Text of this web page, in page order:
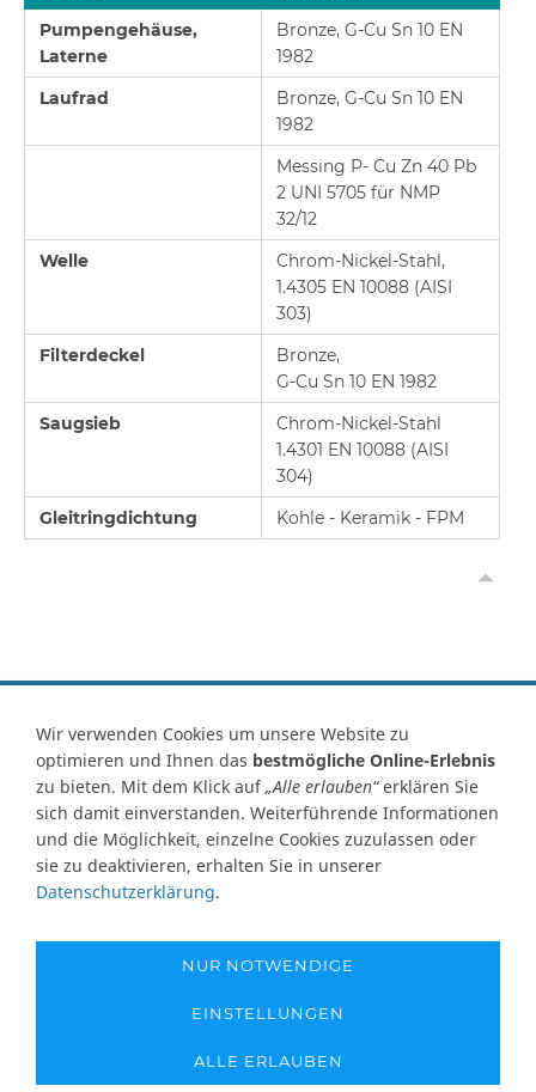
Pumpengehäuse,
Laterne
Bronze, G-Cu Sn 10 EN
1982
Laufrad
Bronze, G-Cu Sn 10 EN
1982
Messing P- Cu Zn 40 Pb
2 UNI 5705 für NMP
32/12
Welle
Chrom-Nickel-Stahl,
1.4305 EN 10088 (AISI
303)
Filterdeckel
Bronze,
G-Cu Sn 10 EN 1982
Saugsieb
Chrom-Nickel-Stahl
1.4301 EN 10088 (AISI
304)
Gleitringdichtung
Kohle - Keramik - FPM
Vertrag widerrufen
Kontakt Ersatzteile-AnfrageZahlungsartenVersand
WiderrufsrechtWiderrufsformularAGB Datenschutz
ImpressumIhre Cookie Einstellungen
Abbildungen können von Originalware abweichen! Angabe von
technischen Daten und Lieferzeit unter Vorbehalt.
abweichen!
vorbehalten
Wir verwenden Cookies um unsere Website zu
optimieren und Ihnen das bestmögliche Online-Erlebnis
zu bieten. Mit dem Klick auf„Alle erlauben“erklären Sie
sich damit einverstanden. Weiterführende Informationen
und die Möglichkeit, einzelne Cookies zuzulassen oder
sie zu deaktivieren, erhalten Sie in unserer
Datenschutzerklärung.
NUR NOTWENDIGE
EINSTELLUNGEN
ALLE ERLAUBEN